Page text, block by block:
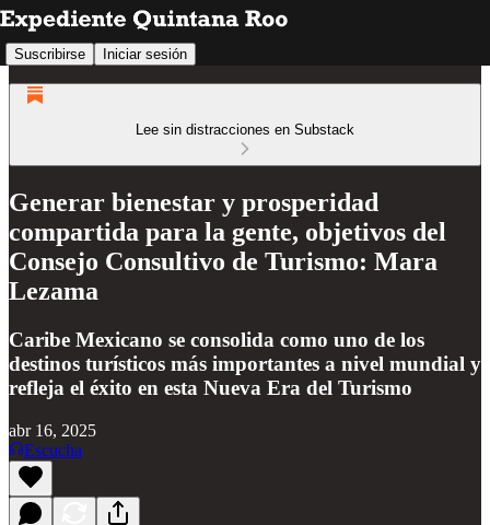
Suscribirse Iniciar sesión
Lee sin distracciones en Substack
Generar bienestar y prosperidad
compartida para la gente, objetivos del
Consejo Consultivo de Turismo: Mara
Lezama
Caribe Mexicano se consolida como uno de los
destinos turísticos más importantes a nivel mundial y
refleja el éxito en esta Nueva Era del Turismo
abr 16, 2025
Escucha